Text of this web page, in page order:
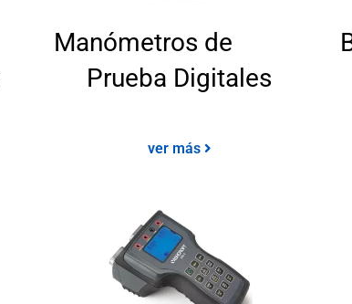
Manómetros de
Prueba Digitales
ver más